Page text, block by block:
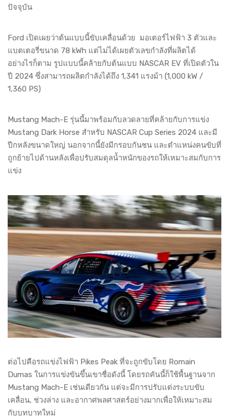
ปัจจุบัน
Ford เปิดเผยว่าต้นแบบนี้ขับเคลื่อนด้วย มอเตอร์ไฟฟ้า 3 ตัวและ
แบตเตอรี่ขนาด 78 kWh แต่ไม่ได้เผยตัวเลขกำลังที่ผลิตได้
อย่างไรก็ตาม รูปแบบนี้คล้ายกับต้นแบบ NASCAR EV ที่เปิดตัวใน
ปี 2024 ซึ่งสามารถผลิตกำลังได้ถึง 1,341 แรงม้า (1,000 kW /
1,360 PS)
Mustang Mach-E รุ่นนี้มาพร้อมกับลวดลายที่คล้ายกับการแข่ง
Mustang Dark Horse สำหรับ NASCAR Cup Series 2024 และมี
ปีกหลังขนาดใหญ่ นอกจากนี้ยังมีกรอบกันชน และตำแหน่งคนขับที่
ถูกย้ายไปด้านหลังเพื่อปรับสมดุลน้ำหนักของรถให้เหมาะสมกับการ
แข่ง
ต่อไปคือรถแข่งไฟฟ้า Pikes Peak ที่จะถูกขับโดย Romain
Dumas ในการแข่งขันขึ้นเขาชื่อดังนี้ โดยรถคันนี้ก็ใช้พื้นฐานจาก
Mustang Mach-E เช่นเดียวกัน แต่จะมีการปรับแต่งระบบขับ
เคลื่อน, ช่วงล่าง และอากาศพลศาสตร์อย่างมากเพื่อให้เหมาะสม
กับบทบาทใหม่